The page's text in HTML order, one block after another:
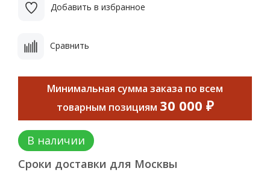
Добавить в избранное
Сравнить
Минимальная сумма заказа по всем
товарным позициям 30 000 ₽
В наличии
Сроки доставки для Москвы